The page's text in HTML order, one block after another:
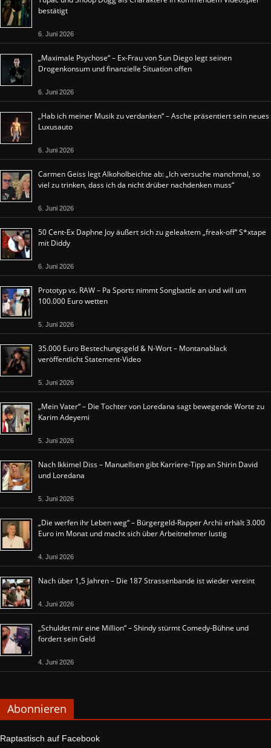
bestätigt
6. Juni 2026
„Maximale Psychose“ – Ex-Frau von Sun Diego legt seinen
Drogenkonsum und finanzielle Situation offen
6. Juni 2026
„Hab ich meiner Musik zu verdanken“ – Asche präsentiert sein neues
Luxusauto
6. Juni 2026
Carmen Geiss legt Alkoholbeichte ab: „Ich versuche manchmal, so
viel zu trinken, dass ich da nicht drüber nachdenken muss“
6. Juni 2026
50 Cent-Ex Daphne Joy äußert sich zu geleaktem „freak-off“ S*xtape
mit Diddy
6. Juni 2026
Prototyp vs. RAW – Pa Sports nimmt Songbattle an und will um
100.000 Euro wetten
5. Juni 2026
35.000 Euro Bestechungsgeld & N-Wort – Montanablack
veröffentlicht Statement-Video
5. Juni 2026
„Mein Vater“ – Die Tochter von Loredana sagt bewegende Worte zu
Karim Adeyemi
5. Juni 2026
Nach Ikkimel Diss – Manuellsen gibt Karriere-Tipp an Shirin David
und Loredana
5. Juni 2026
„Die werfen ihr Leben weg“ – Bürgergeld-Rapper Archii erhält 3.000
Euro im Monat und macht sich über Arbeitnehmer lustig
4. Juni 2026
Nach über 1,5 Jahren – Die 187 Strassenbande ist wieder vereint
4. Juni 2026
„Schuldet mir eine Million“ – Shindy stürmt Comedy-Bühne und
fordert sein Geld
4. Juni 2026
Abonnieren
Raptastisch auf Facebook